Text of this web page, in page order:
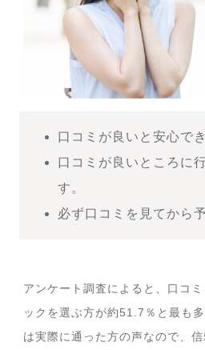
口コミが良いと安心で
口コミが良いところに
す。
必ず口コミを見てから
アンケート調査によると、口コ
ックを選ぶ方が約51.7％と最も
は実際に通った方の声なので、